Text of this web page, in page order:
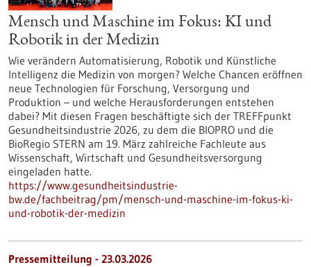
Mensch und Maschine im Fokus: KI und
Robotik in der Medizin
Wie verändern Automatisierung, Robotik und Künstliche
Intelligenz die Medizin von morgen? Welche Chancen eröffnen
neue Technologien für Forschung, Versorgung und
Produktion – und welche Herausforderungen entstehen
dabei? Mit diesen Fragen beschäftigte sich der TREFFpunkt
Gesundheitsindustrie 2026, zu dem die BIOPRO und die
BioRegio STERN am 19. März zahlreiche Fachleute aus
Wissenschaft, Wirtschaft und Gesundheitsversorgung
eingeladen hatte.
https://www.gesundheitsindustrie-
bw.de/fachbeitrag/pm/mensch-und-maschine-im-fokus-ki-
und-robotik-der-medizin
Pressemitteilung - 23.03.2026